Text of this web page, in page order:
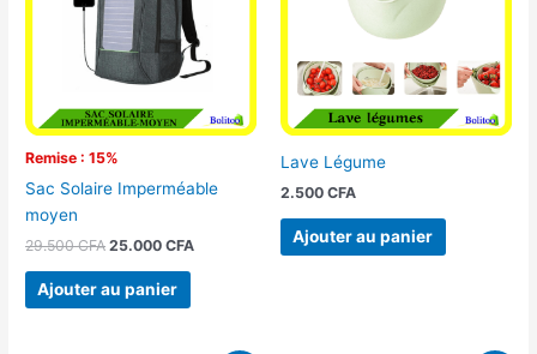
Remise : 15%
Sac Solaire Imperméable
moyen
29.500CFA 25.000CFA
Ajouter au panier
Lave Légume
2.500 CFA
Ajouter au panier